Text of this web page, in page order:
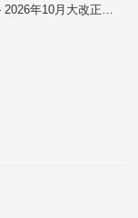
年10月大改正を